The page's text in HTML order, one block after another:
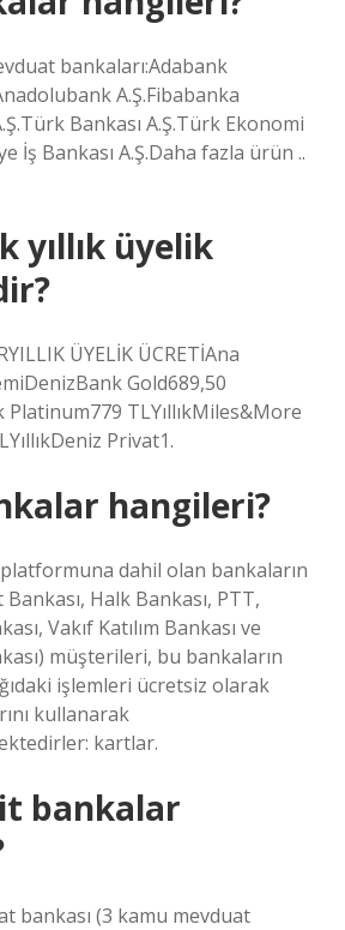
bankaları:Adabank
A.Ş.Fibabanka
Bankası A.Ş.Türk Ekonomi
İş Bankası A.Ş.Daha fazla ürün ..
yıllık üyelik
ÜYELİK ÜCRETİAna
Gold689,50
Platinum779 TLYıllıkMiles&More
Privat1.
hangileri?
dahil olan bankaların
Halk Bankası, PTT,
Vakıf Katılım Bankası ve
müşterileri, bu bankaların
işlemleri ücretsiz olarak
kullanarak
kartlar.
bankalar
bankası (3 kamu mevduat